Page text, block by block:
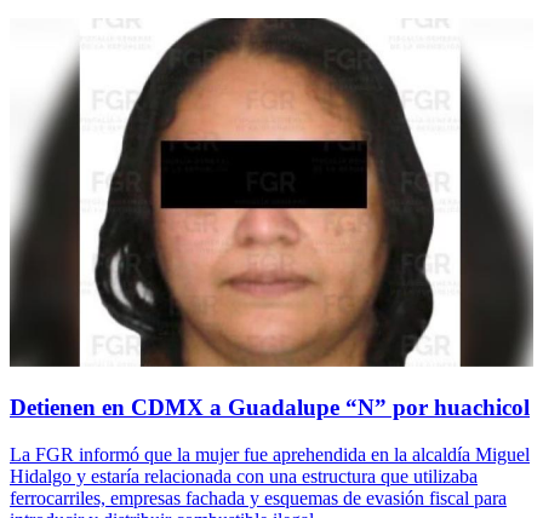
Detienen en CDMX a Guadalupe “N” por huachicol
La FGR informó que la mujer fue aprehendida en la alcaldía Miguel
Hidalgo y estaría relacionada con una estructura que utilizaba
ferrocarriles, empresas fachada y esquemas de evasión fiscal para